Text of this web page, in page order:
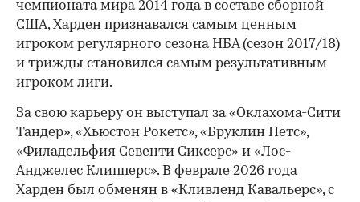
чемпионата мира 2014 года в составе сборной
США, Харден признавался самым ценным
игроком регулярного сезона НБА (сезон 2017/18)
и трижды становился самым результативным
игроком лиги.
За свою карьеру он выступал за «Оклахома-Сити
Тандер», «Хьюстон Рокетс», «Бруклин Нетс»,
«Филадельфия Севенти Сиксерс» и «Лос-
Анджелес Клипперс». В феврале 2026 года
Харден был обменян в «Кливленд Кавальерс», с